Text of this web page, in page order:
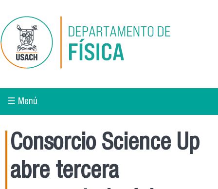
☰ Menú
Consorcio Science Up
abre tercera